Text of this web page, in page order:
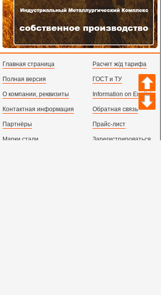
Главная страница
Полная версия
О компании, реквизиты
Контактная информация
Партнёры
Марки стали
Расчет ж/д тарифа
ГОСТ и ТУ
Information on English
Обратная связь
Прайс-лист
Зарегистрироваться